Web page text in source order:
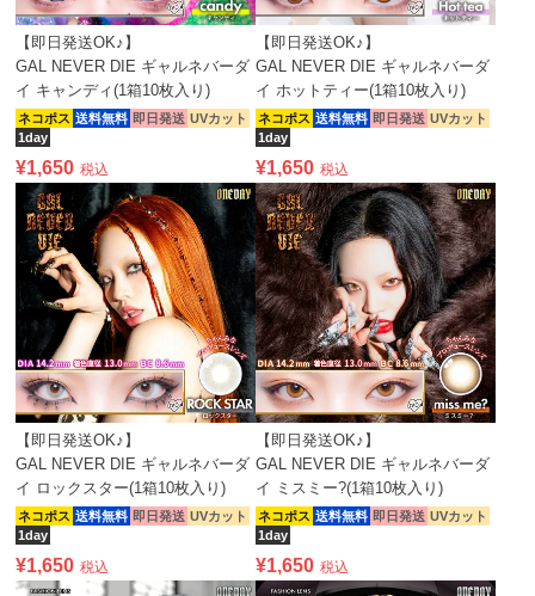
【即日発送OK♪】
GAL NEVER DIE ギャルネバーダ
イ キャンディ(1箱10枚入り)
ネコポス 送料無料 即日発送 UVカット
1day
¥1,650 税込
【即日発送OK♪】
GAL NEVER DIE ギャルネバーダ
イ ホットティー(1箱10枚入り)
ネコポス 送料無料 即日発送 UVカット
1day
¥1,650 税込
【即日発送OK♪】
GAL NEVER DIE ギャルネバーダ
イ ロックスター(1箱10枚入り)
ネコポス 送料無料 即日発送 UVカット
1day
¥1,650 税込
【即日発送OK♪】
GAL NEVER DIE ギャルネバーダ
イ ミスミー?(1箱10枚入り)
ネコポス 送料無料 即日発送 UVカット
1day
¥1,650 税込